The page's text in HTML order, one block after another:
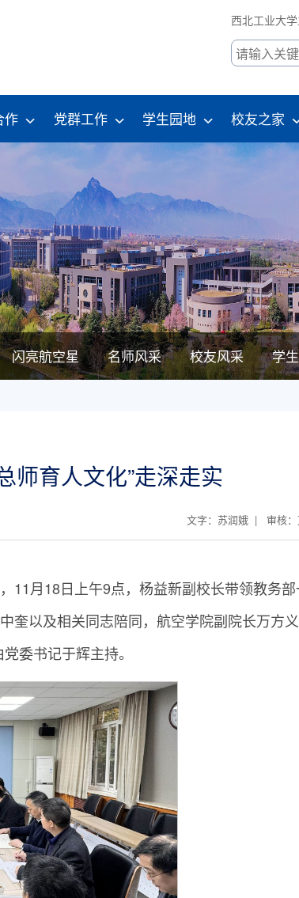
西北工业大
作 党群工作 学生园地 校友之家
闪亮航空星 名师风采 校友风采 学
师育人文化”走深走实
文字：苏润娥 | 审核：
11月18日上午9点，杨益新副校长带领教务
奎以及相关同志陪同，航空学院副院长万方
委书记于辉主持。